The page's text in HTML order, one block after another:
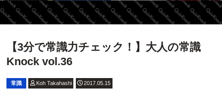
【3分で常識力チェック！】大人の常識
Knock vol.36
常識 Koh Takahashi 2017.05.15